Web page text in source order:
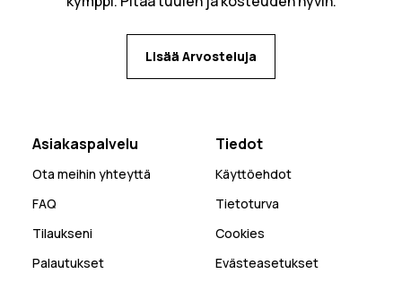
Lisää Arvosteluja
Asiakaspalvelu
Ota meihin yhteyttä
FAQ
Tilaukseni
Palautukset
Tiedot
Käyttöehdot
Tietoturva
Cookies
Evästeasetukset